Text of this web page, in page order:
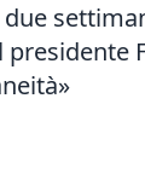
presidente